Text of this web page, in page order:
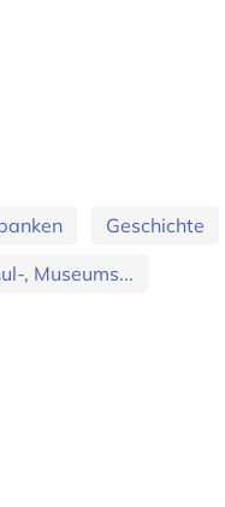
Geschichte
, Museums...